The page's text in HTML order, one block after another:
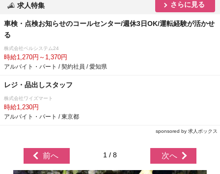
求人特集 さらに見る
車検・点検お知らせのコールセンター/週休3日OK/運転経験が活かせ
る
株式会社ベルシステム24
時給1,270円～1,370円
アルバイト・パート / 契約社員 / 愛知県
レジ・品出しスタッフ
株式会社ワイズマート
時給1,230円
アルバイト・パート / 東京都
sponsored by 求人ボックス
前へ 1 / 8 次へ